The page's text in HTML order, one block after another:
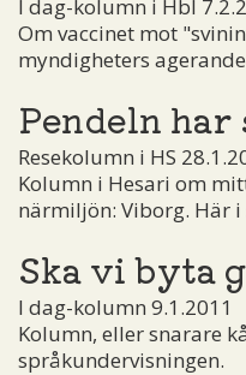
I dag-kolumn i Hbl
Om vaccinet mot
myndigheters
Pendeln
Resekolumn i HS
Kolumn i Hesari om
närmiljön: Viborg. Här
Ska vi byta
I dag-kolumn 9.1.2011
Kolumn, eller snarare
språkundervisningen.